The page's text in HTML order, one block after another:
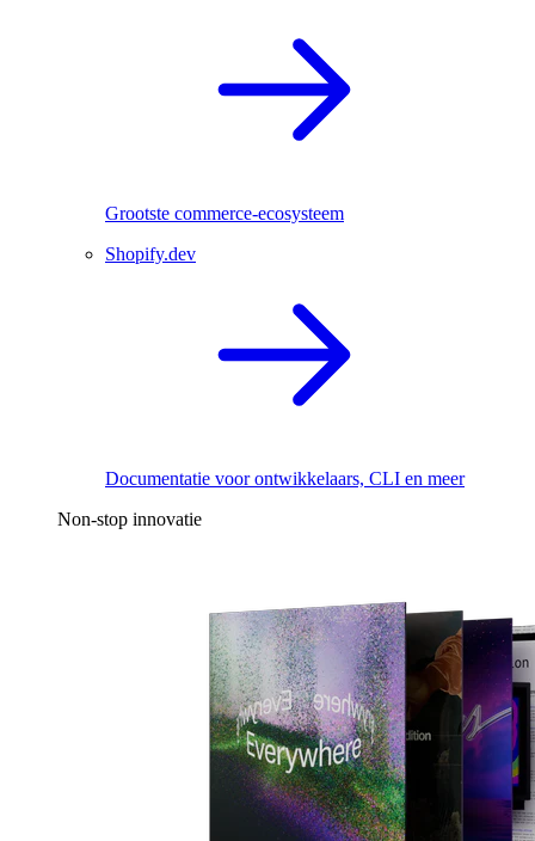
Grootste commerce-ecosysteem
Shopify.dev
Documentatie voor ontwikkelaars, CLI en meer
Non-stop innovatie